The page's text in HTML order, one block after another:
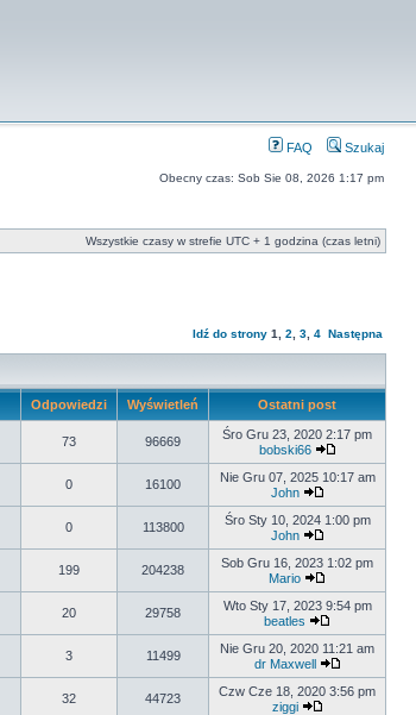
FAQ Szukaj
Obecny czas: Sob Sie 08, 2026 1:17 pm
Wszystkie czasy w strefie UTC + 1 godzina (czas letni)
Idź do strony 1 2 3 4 Następna
Odpowiedzi Wyświetleń Ostatni post
73 96669
Śro Gru 23, 2020 2:17 pm
bobski66
0 16100
Nie Gru 07, 2025 10:17 am
John
0 113800
Śro Sty 10, 2024 1:00 pm
John
199 204238
Sob Gru 16, 2023 1:02 pm
Mario
20 29758
Wto Sty 17, 2023 9:54 pm
beatles
3 11499
Nie Gru 20, 2020 11:21 am
dr Maxwell
32 44723
Czw Cze 18, 2020 3:56 pm
ziggi